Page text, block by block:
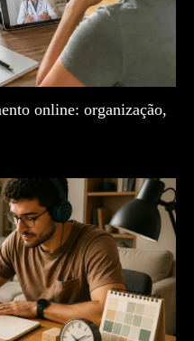
online: organização,